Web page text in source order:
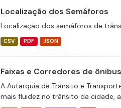
Localização dos Semáforos
Localização dos semáforos de
CSV PDF JSON
Faixas e Corredores de ônibus
A Autarquia de Trânsito e
mais fluidez no trânsito da cidade,